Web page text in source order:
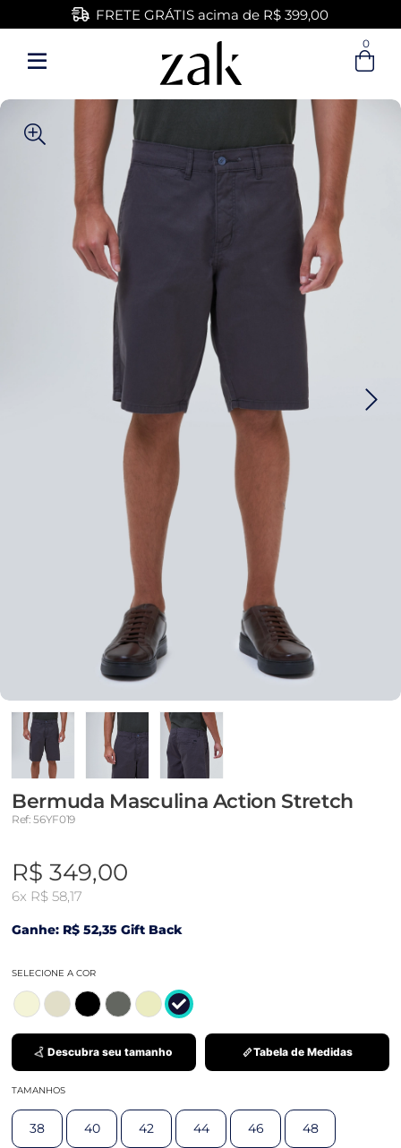
Entre com email ou cpf/cnpj
Criar nova conta
FRETE GRÁTIS acima de R$ 399,00
0
Bermuda Masculina Action Stretch
Ref: 56YF019
R$ 349,00
6x R$ 58,17
Ganhe: R$ 52,35 Gift Back
SELECIONE A COR
Descubra seu tamanho Tabela de Medidas
TAMANHOS
38 40 42 44 46 48